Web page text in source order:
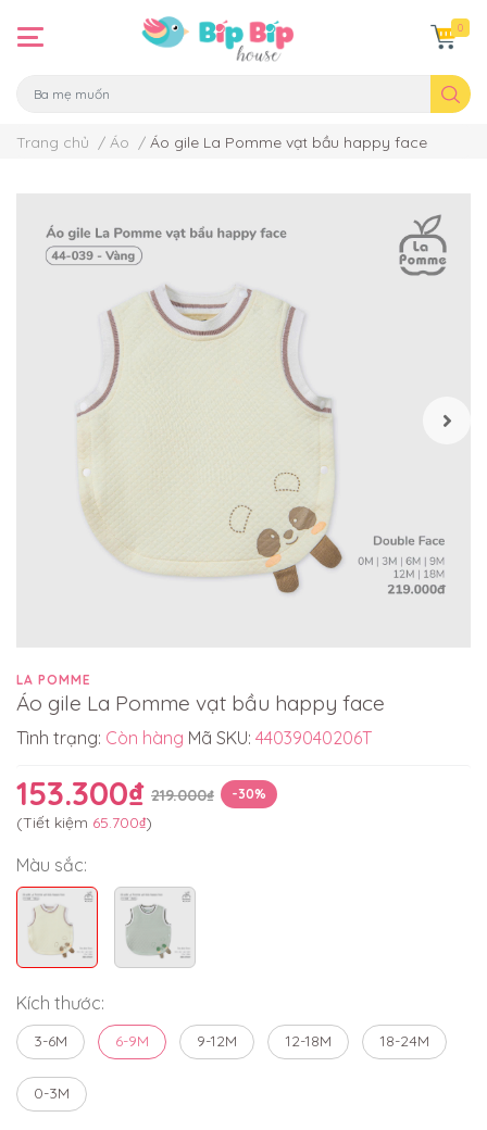
0
Trang chủ / Áo / Áo gile La Pomme vạt bầu happy face
LA POMME
Áo gile La Pomme vạt bầu happy face
Tình trạng: Còn hàng Mã SKU: 44039040206T
153.300₫ 219.000₫ -30%
(Tiết kiệm 65.700₫)
Màu sắc:
Kích thước:
3-6M 6-9M 9-12M 12-18M 18-24M
0-3M